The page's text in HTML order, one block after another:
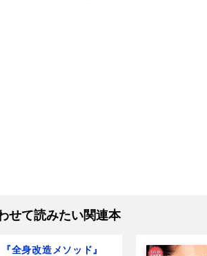
せて読みたい関連本
『全身改造メソッド』